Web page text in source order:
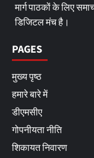
मार्ग पाठकों के लिए
डिजिटल मंच है।
PAGES
मुख्य पृष्ठ
हमारे बारे में
डीएमसीए
गोपनीयता नीति
शिकायत निवारण